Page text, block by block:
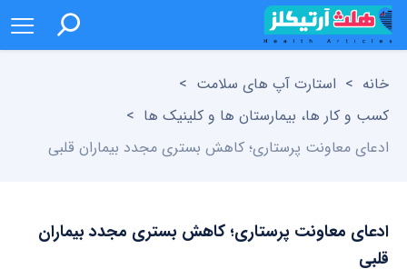
خانه > استارت آپ های سلامت >
کسب و کار ها، بیمارستان ها و کلینیک ها >
ادعای معاونت پرستاری؛ کاهش بستری مجدد بیماران قلبی
ادعای معاونت پرستاری؛ کاهش بستری مجدد بیماران
قلبی